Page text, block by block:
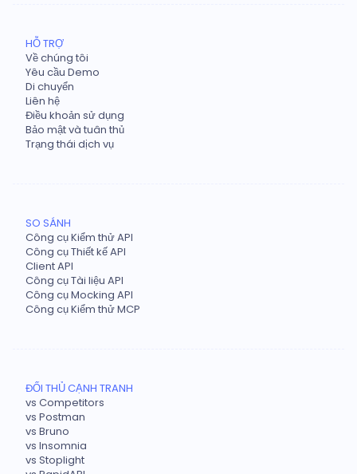
HỖ TRỢ
Về chúng tôi
Yêu cầu Demo
Di chuyển
Liên hệ
Điều khoản sử dụng
Bảo mật và tuân thủ
Trạng thái dịch vụ
SO SÁNH
Công cụ Kiểm thử API
Công cụ Thiết kế API
Client API
Công cụ Tài liệu API
Công cụ Mocking API
Công cụ Kiểm thử MCP
ĐỐI THỦ CẠNH TRANH
vs Competitors
vs Postman
vs Bruno
vs Insomnia
vs Stoplight